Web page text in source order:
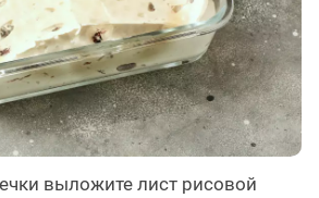
выложите лист рисовой